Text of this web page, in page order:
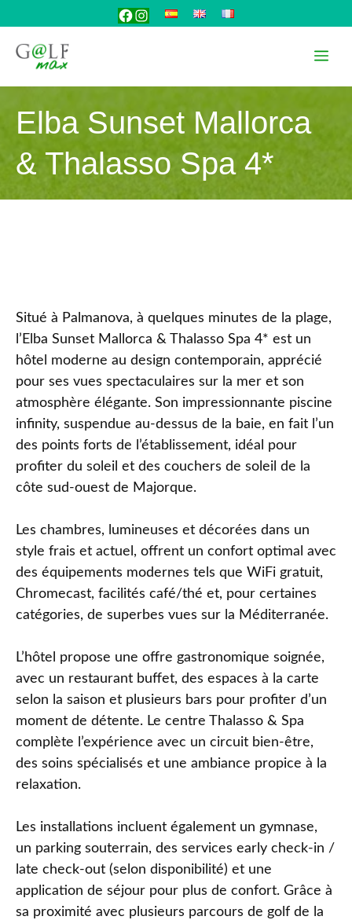
au
contenu
Facebook
Instagram
Elba Sunset Mallorca
& Thalasso Spa 4*
Situé à Palmanova, à quelques minutes de la plage,
l’Elba Sunset Mallorca & Thalasso Spa 4* est un
hôtel moderne au design contemporain, apprécié
pour ses vues spectaculaires sur la mer et son
atmosphère élégante. Son impressionnante piscine
infinity, suspendue au‑dessus de la baie, en fait l’un
des points forts de l’établissement, idéal pour
profiter du soleil et des couchers de soleil de la
côte sud‑ouest de Majorque.
Les chambres, lumineuses et décorées dans un
style frais et actuel, offrent un confort optimal avec
des équipements modernes tels que WiFi gratuit,
Chromecast, facilités café/thé et, pour certaines
catégories, de superbes vues sur la Méditerranée.
L’hôtel propose une offre gastronomique soignée,
avec un restaurant buffet, des espaces à la carte
selon la saison et plusieurs bars pour profiter d’un
moment de détente. Le centre Thalasso & Spa
complète l’expérience avec un circuit bien‑être,
des soins spécialisés et une ambiance propice à la
relaxation.
Les installations incluent également un gymnase,
un parking souterrain, des services early check‑in /
late check‑out (selon disponibilité) et une
application de séjour pour plus de confort. Grâce à
sa proximité avec plusieurs parcours de golf de la